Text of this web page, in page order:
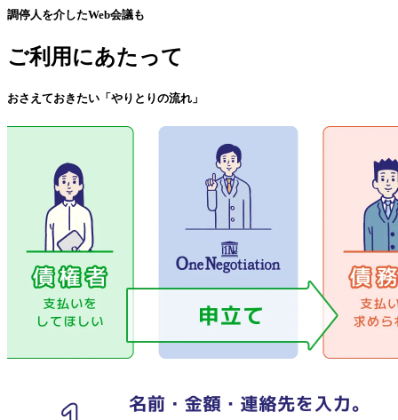
調停人を介したWeb会議も
ご利用にあたって
おさえておきたい「やりとりの流れ」